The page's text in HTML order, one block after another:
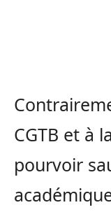
CGTB et à
pourvoir